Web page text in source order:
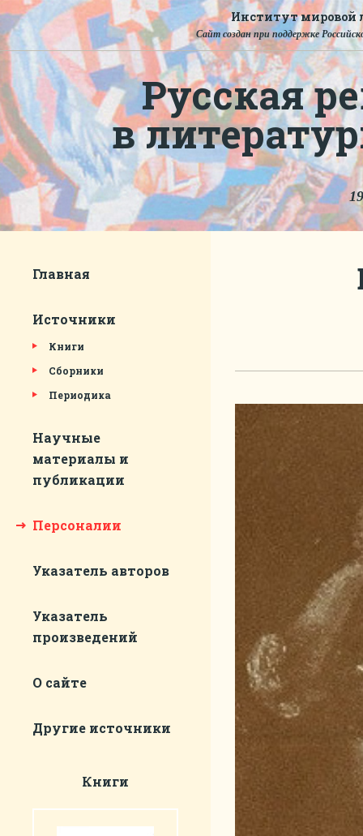
Институт мировой
Сайт создан при поддержке
Русская
в
Главная
Источники
Книги
Сборники
Периодика
Научные
материалы и
публикации
Персоналии
Указатель авторов
Указатель
произведений
О сайте
Другие источники
Книги